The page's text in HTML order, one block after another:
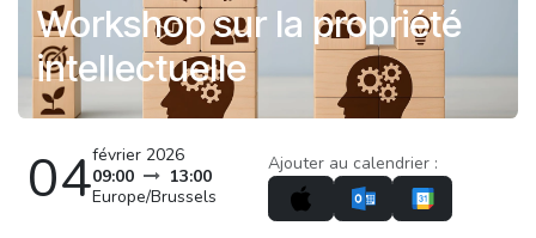
Workshop sur la propriété
intellectuelle
04février 2026
09:00
13:00
Europe/Brussels
Ajouter au calendrier :